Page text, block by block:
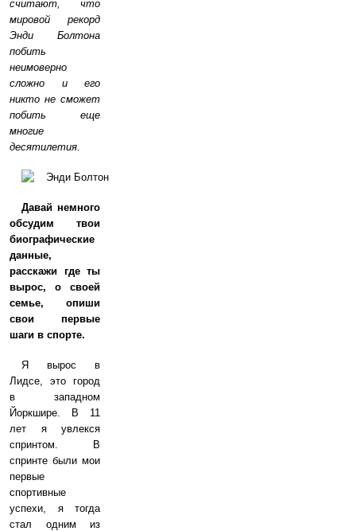
считают, что
мировой рекорд
Энди Болтона
побить
неимоверно
сложно и его
никто не сможет
побить еще
многие
десятилетия.
Давай немного
обсудим твои
биографические
данные,
расскажи где ты
вырос, о своей
семье, опиши
свои первые
шаги в спорте.
Я вырос в
Лидсе, это город
в западном
Йоркшире. В 11
лет я увлекся
спринтом. В
спринте были мои
первые
спортивные
успехи, я тогда
стал одним из